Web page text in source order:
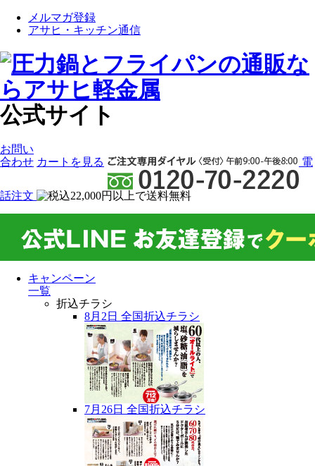
メルマガ登録
アサヒ・キッチン通信
公式サイト
お問い
合わせ カート を見る 電
話注文
キャンペーン
一覧
折込チラシ
8月2日 全国折込チラシ
7月26日 全国折込チラシ